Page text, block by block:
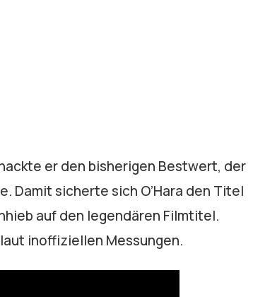
er den bisherigen Bestwert, der
Damit sicherte sich O’Hara den Titel
auf den legendären Filmtitel.
inoffiziellen Messungen.